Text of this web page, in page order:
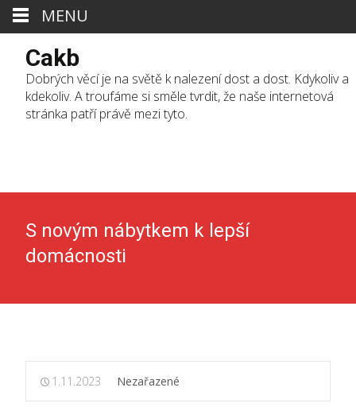
Cakb
Dobrých věcí je na světě k nalezení dost a dost. Kdykoliv a
kdekoliv. A troufáme si směle tvrdit, že naše internetová
stránka patří právě mezi tyto.
S novým nábytkem k lepší
domácnosti
1.11.2023 Nezařazené
MENU